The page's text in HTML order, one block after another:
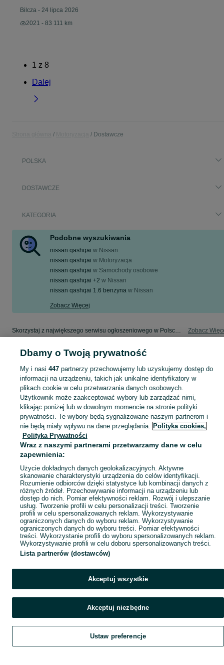
Va
Bilcza - 24 lipca 2026
2021 - 83 111 km
1 z 8
Dalej
Dostawcze
POLSKA
DOSTAWCZE
KATEGORIA
Podobne wyszukiwania
nissan qashqai w Nissan
nissan qashqai w Motoryzacja
nissan qashqai w Samochody osobowe
nissan qashqai +2 w Nissan
nissan qashqai 1.6 benzyna w Nissan
Zobacz Więcej
Skorzystaj z największego serwisu ogłoszeniowego w Polsce! nissan qashqai - kupuj lub sprzedawaj jeszcze wygodniej w kategorii Dostawcze! Zobacz
Mapa kategorii
Mapa miejscowości
Mapa ministron
Popularne wyszukiwania
Szukaj Obserwujesz Dodaj Czat Konto
Dbamy o Twoją prywatność
My i nasi 447partnerzy przechowujemy lub uzyskujemy dostęp do
informacji na urządzeniu, takich jak unikalne identyfikatory w
plikach cookie w celu przetwarzania danych osobowych.
Użytkownik może zaakceptować wybory lub zarządzać nimi,
klikając poniżej lub w dowolnym momencie na stronie polityki
prywatności. Te wybory będą sygnalizowane naszym partnerom i
nie będą miały wpływu na dane przeglądania. Polityka cookies,
Polityka Prywatności
Wraz z naszymi partnerami przetwarzamy dane w celu
zapewnienia:
Użycie dokładnych danych geolokalizacyjnych. Aktywne
skanowanie charakterystyki urządzenia do celów identyfikacji.
Rozumienie odbiorców dzięki statystyce lub kombinacji danych z
różnych źródeł. Przechowywanie informacji na urządzeniu lub
dostęp do nich. Pomiar efektywności reklam. Rozwój i ulepszanie
usług. Tworzenie profili w celu personalizacji treści. Tworzenie
profili w celu spersonalizowanych reklam. Wykorzystywanie
ograniczonych danych do wyboru reklam. Wykorzystywanie
ograniczonych danych do wyboru treści. Pomiar efektywności
treści. Wykorzystanie profili do wyboru spersonalizowanych reklam.
Wykorzystywanie profili w celu doboru spersonalizowanych treści.
Lista partnerów (dostawców)
Akceptuj wszystkie
Akceptuj niezbędne
Ustaw preferencje